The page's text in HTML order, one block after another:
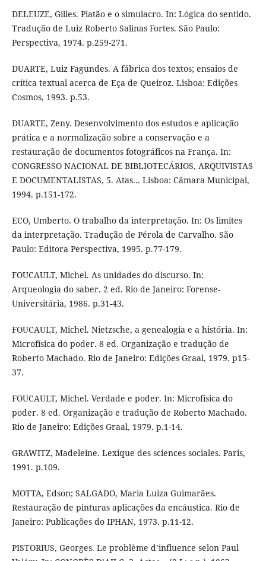
DELEUZE, Gilles. Platão e o simulacro. In: Lógica do sentido.
Tradução de Luiz Roberto Salinas Fortes. São Paulo:
Perspectiva, 1974. p.259-271.
DUARTE, Luiz Fagundes. A fábrica dos textos; ensaios de
crítica textual acerca de Eça de Queiroz. Lisboa: Edições
Cosmos, 1993. p.53.
DUARTE, Zeny. Desenvolvimento dos estudos e aplicação
prática e a normalização sobre a conservação e a
restauração de documentos fotográficos na França. In:
CONGRESSO NACIONAL DE BIBLIOTECÁRIOS, ARQUIVISTAS
E DOCUMENTALISTAS, 5. Atas... Lisboa: Câmara Municipal,
1994. p.151-172.
ECO, Umberto. O trabalho da interpretação. In: Os limites
da interpretação. Tradução de Pérola de Carvalho. São
Paulo: Editora Perspectiva, 1995. p.77-179.
FOUCAULT, Michel. As unidades do discurso. In:
Arqueologia do saber. 2 ed. Rio de Janeiro: Forense-
Universitária, 1986. p.31-43.
FOUCAULT, Michel. Nietzsche, a genealogia e a história. In:
Microfísica do poder. 8 ed. Organização e tradução de
Roberto Machado. Rio de Janeiro: Edições Graal, 1979. p15-
37.
FOUCAULT, Michel. Verdade e poder. In: Microfísica do
poder. 8 ed. Organização e tradução de Roberto Machado.
Rio de Janeiro: Edições Graal, 1979. p.1-14.
GRAWITZ, Madeleine. Lexique des sciences sociales. Paris,
1991. p.109.
MOTTA, Edson; SALGADO, Maria Luiza Guimarães.
Restauração de pinturas aplicações da encáustica. Rio de
Janeiro: Publicações do IPHAN, 1973. p.11-12.
PISTORIUS, Georges. Le problème d’influence selon Paul